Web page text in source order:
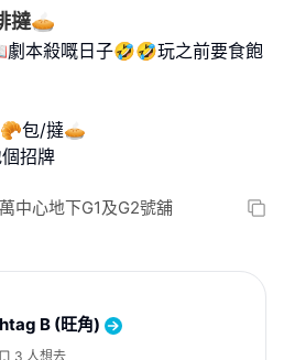
撻🥧
本殺嘅日子🤣🤣玩之前要食飽
🥐包/撻🥧
招牌
中心地下G1及G2號舖
B (旺角)
3 人想去